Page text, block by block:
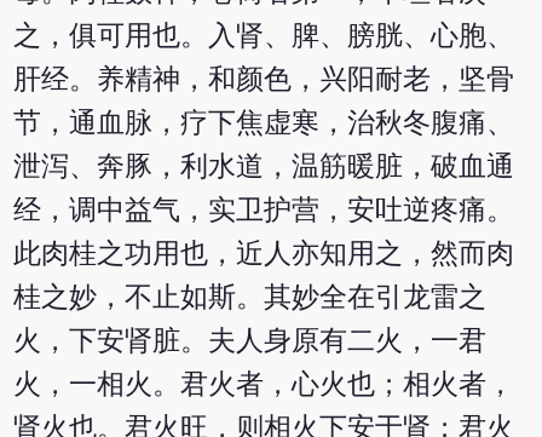
之，俱可用也。入肾、脾、膀胱、心胞、
肝经。养精神，和颜色，兴阳耐老，坚骨
节，通血脉，疗下焦虚寒，治秋冬腹痛、
泄泻、奔豚，利水道，温筋暖脏，破血通
经，调中益气，实卫护营，安吐逆疼痛。
此肉桂之功用也，近人亦知用之，然而肉
桂之妙，不止如斯。其妙全在引龙雷之
火，下安肾脏。夫人身原有二火，一君
火，一相火。君火者，心火也；相火者，
肾火也。君火旺，则相火下安于肾；君火